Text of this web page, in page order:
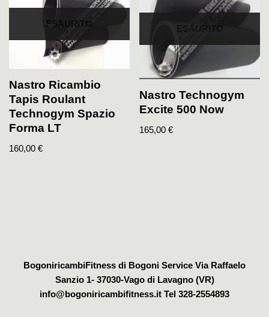
ESAURITO
Nastro Ricambio
Tapis Roulant
Technogym Spazio
Forma LT
160,00 €
ESAURITO
Nastro Technogym
Excite 500 Now
165,00€
BogoniricambiFitness di Bogoni Service Via Raffaelo
Sanzio 1- 37030-Vago di Lavagno (VR)
info@bogoniricambifitness.it Tel 328-2554893